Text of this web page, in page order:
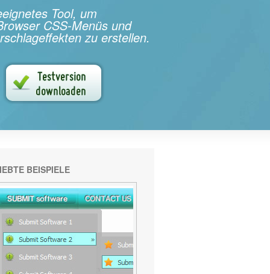
Tool, um
CSS-Menüs und
zu erstellen.
BEISPIELE